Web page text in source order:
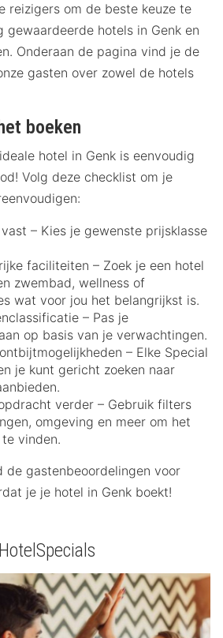
reizigers om de beste keuze te
gewaardeerde hotels in Genk en
Onderaan de pagina vind je de
gasten over zowel de hotels
boeken
hotel in Genk is eenvoudig
Volg deze checklist om je
– Kies je gewenste prijsklasse
faciliteiten – Zoek je een hotel
zwembad, wellness of
wat voor jou het belangrijkst is.
– Pas je
op basis van je verwachtingen.
– Elke Special
je kunt gericht zoeken naar
verder – Gebruik filters
omgeving en meer om het
vinden.
de gastenbeoordelingen voor
je je hotel in Genk boekt!